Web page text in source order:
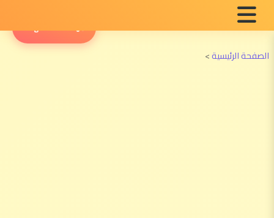
الصفحة الرئيسية>
English Radio